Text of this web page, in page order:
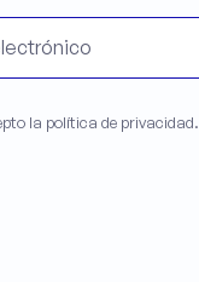
la política de privacidad.